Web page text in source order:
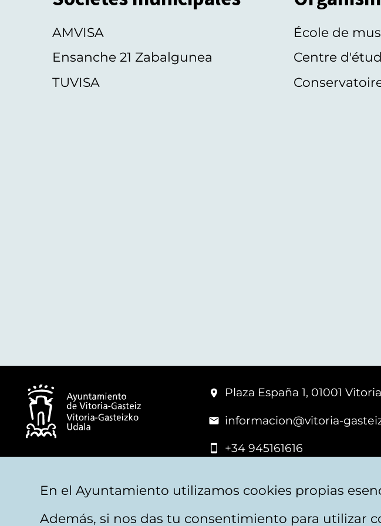
AMVISA
Ensanche 21 Zabalgunea
TUVISA
École de
Centre
Plaza España 1, 01001
informacion@vitoria-
+34 945161616
En el Ayuntamiento utilizamos cookies propias
Además, si nos das tu consentimiento para utilizar